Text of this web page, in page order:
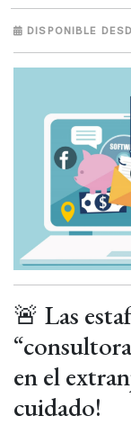
DISPONIBLE
🚨 Las
en el
cuidado!